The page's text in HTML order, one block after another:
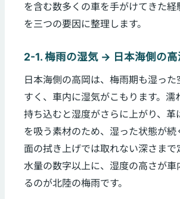
を含む数多くの車を手がけてきた経
を三つの要因に整理します。
2-1. 梅雨の湿気 → 日本海側の高
日本海側の高岡は、梅雨期も湿った
すく、車内に湿気がこもります。濡
持ち込むと湿度がさらに上がり、革
を吸う素材のため、湿った状態が続
面の拭き上げでは取れない深さまで
水量の数字以上に、湿度の高さが車
るのが北陸の梅雨です。